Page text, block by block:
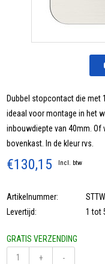
Dubbel stopcontact die met
ideaal voor montage in het
inbouwdiepte van 40mm. Of
bovenkast. In de kleur rvs.
€130,15 Incl. btw
Artikelnummer:
Levertijd:
1 tot
GRATIS VERZENDING
+
-